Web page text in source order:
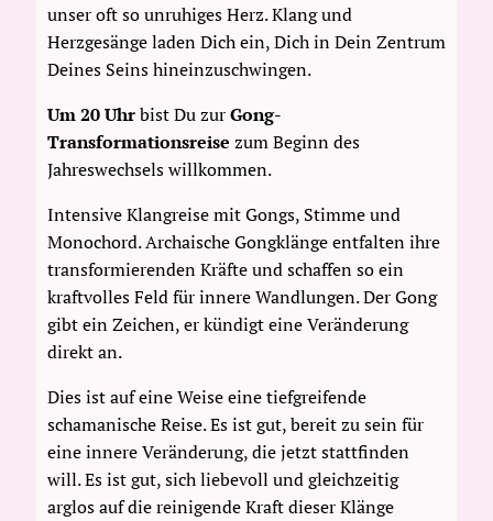
unser oft so unruhiges Herz. Klang und
Herzgesänge laden Dich ein, Dich in Dein Zentrum
Deines Seins hineinzuschwingen.
Um 20 Uhrbist Du zurGong-
Transformationsreise zum Beginn des
Jahreswechsels willkommen.
Intensive Klangreise mit Gongs, Stimme und
Monochord. Archaische Gongklänge entfalten ihre
transformierenden Kräfte und schaffen so ein
kraftvolles Feld für innere Wandlungen. Der Gong
gibt ein Zeichen, er kündigt eine Veränderung
direkt an.
Dies ist auf eine Weise eine tiefgreifende
schamanische Reise. Es ist gut, bereit zu sein für
eine innere Veränderung, die jetzt stattfinden
will. Es ist gut, sich liebevoll und gleichzeitig
arglos auf die reinigende Kraft dieser Klänge